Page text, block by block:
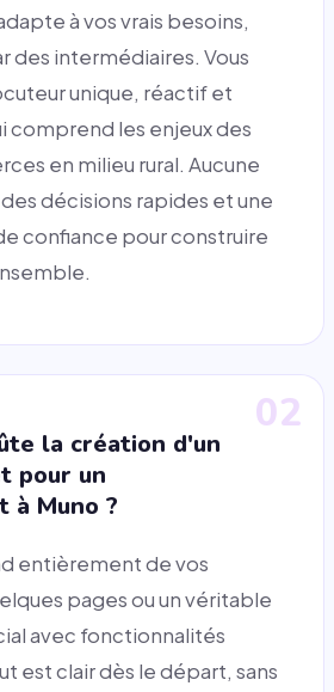
à vos vrais besoins,
des intermédiaires. Vous
unique, réactif et
comprend les enjeux des
en milieu rural. Aucune
décisions rapides et une
confiance pour construire
02
la création d'un
pour un
à Muno ?
entièrement de vos
pages ou un véritable
avec fonctionnalités
est clair dès le départ, sans